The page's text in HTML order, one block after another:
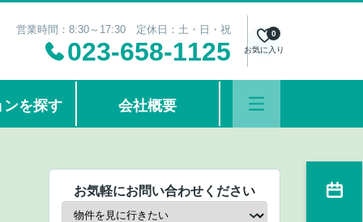
営業時間：8:30～17:30 定休日：土・日・祝
023-658-1125 お気に入り
0
ンを探す 会社概要
お気軽にお問い合わせください